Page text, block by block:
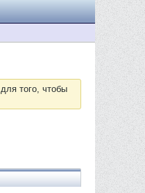
для того, чтобы